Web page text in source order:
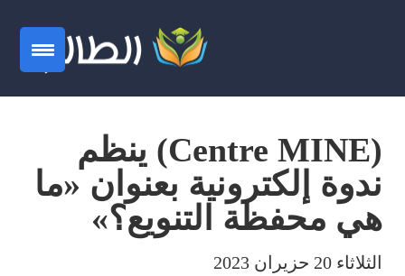
(Centre MINE) ينظم
ندوة إلكترونية بعنوان «ما
هي محفظة التنويع؟»
الثلاثاء 20 حزيران 2023